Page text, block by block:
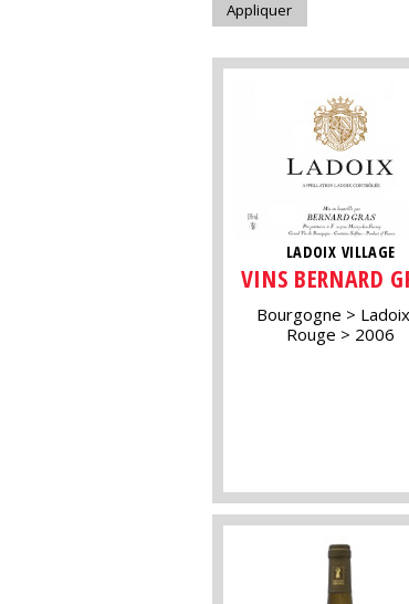
LADOIX VILLAGE
VINS BERNARD
Bourgogne
Ladoix
Rouge
2006